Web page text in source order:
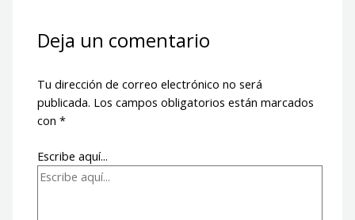
Deja un comentario
Tu dirección de correo electrónico no será
publicada. Los campos obligatorios están marcados
con*
Escribe aquí...